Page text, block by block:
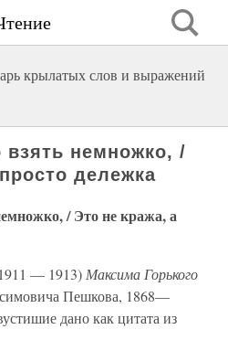
крылатых слов и выражений
взять немножко, /
дележка
/ Это не кража, а
— 1913) Максима Горького
Пешкова, 1868—
дано как цитата из